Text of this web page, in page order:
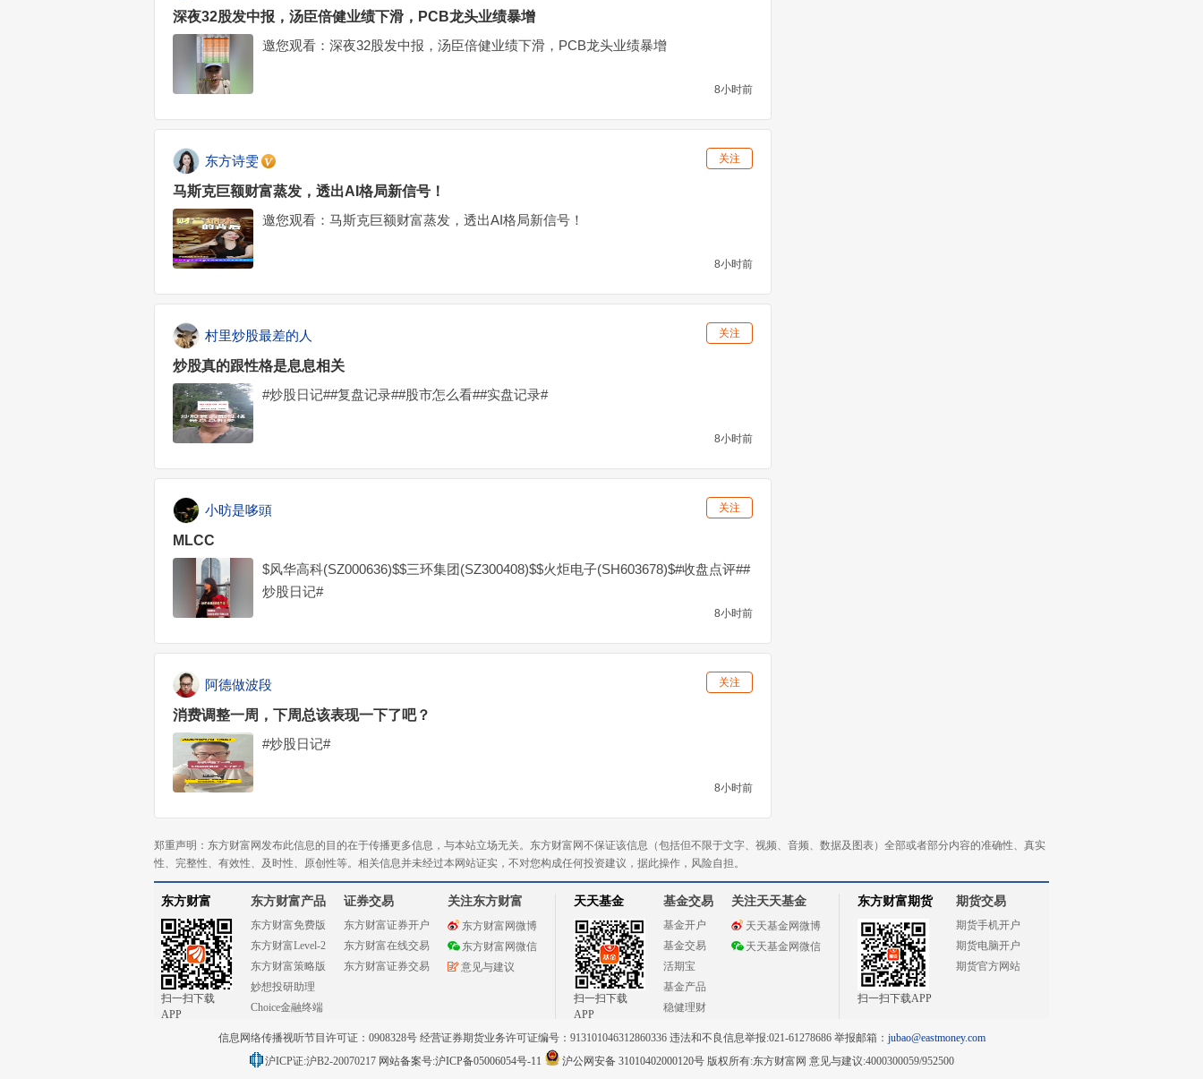
深夜32股发中报，汤臣倍健业绩下滑，PCB龙头业绩暴增
邀您观看：深夜32股发中报，汤臣倍健业绩下滑，PCB龙头业绩暴增
8小时前
关注
东方诗雯
马斯克巨额财富蒸发，透出AI格局新信号！
邀您观看：马斯克巨额财富蒸发，透出AI格局新信号！
8小时前
关注
村里炒股最差的人
炒股真的跟性格是息息相关
#炒股日记##复盘记录##股市怎么看##实盘记录#
8小时前
关注
小昉是哆頭
MLCC
$风华高科(SZ000636)$$三环集团(SZ300408)$$火炬电子(SH603678)$#收盘点评##
炒股日记#
8小时前
关注
阿德做波段
消费调整一周，下周总该表现一下了吧？
#炒股日记#
8小时前
郑重声明：东方财富网发布此信息的目的在于传播更多信息，与本站立场无关。东方财富网不保证该信息（包括但不限于文字、视频、音频、数据及图表）全部或者部分内容的准确性、真实
性、完整性、有效性、及时性、原创性等。相关信息并未经过本网站证实，不对您构成任何投资建议，据此操作，风险自担。
东方财富
扫一扫下载
APP
东方财富产品
东方财富免费版
东方财富Level-2
东方财富策略版
妙想投研助理
Choice金融终端
证券交易
东方财富证券开户
东方财富在线交易
东方财富证券交易
关注东方财富
东方财富网微博
东方财富网微信
意见与建议
天天基金
扫一扫下载
APP
基金交易
基金开户
基金交易
活期宝
基金产品
稳健理财
关注天天基金
天天基金网微博
天天基金网微信
东方财富期货
扫一扫下载APP
期货交易
期货手机开户
期货电脑开户
期货官方网站
信息网络传播视听节目许可证：0908328号 经营证券期货业务许可证编号：913101046312860336 违法和不良信息举报:021-61278686 举报邮箱： jubao@eastmoney.com
沪ICP证:沪B2-20070217 网站备案号:沪ICP备05006054号-11 沪公网安备 31010402000120号版权所有:东方财富网 意见与建议:4000300059/952500